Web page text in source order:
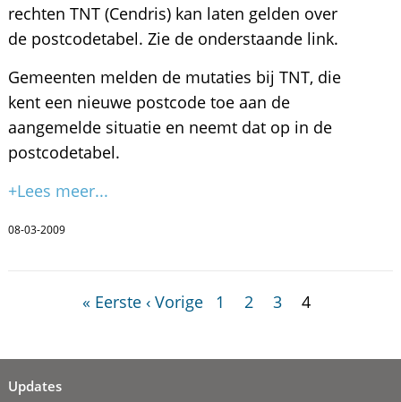
rechten TNT (Cendris) kan laten gelden over
de postcodetabel. Zie de onderstaande link.
Gemeenten melden de mutaties bij TNT, die
kent een nieuwe postcode toe aan de
aangemelde situatie en neemt dat op in de
postcodetabel.
+Lees meer...
08-03-2009
« Eerste ‹ Vorige 1 2 3 4
Updates